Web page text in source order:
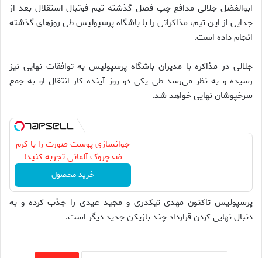
ابوالفضل جلالی مدافع چپ فصل گذشته تیم فوتبال استقلال بعد از
جدایی از این تیم، مذاکراتی را با باشگاه پرسپولیس طی روزهای گذشته
انجام داده است.
جلالی در مذاکره با مدیران باشگاه پرسپولیس به توافقات نهایی نیز
رسیده و به نظر می‌رسد طی یکی دو روز آینده کار انتقال او به جمع
سرخپوشان نهایی خواهد شد.
جوانسازی پوست صورت را با کرم
ضدچروک آلمانی تجربه کنید!
خرید محصول
پرسپولیس تاکنون مهدی تیکدری و مجید عیدی را جذب کرده و به
دنبال نهایی کردن قرارداد چند بازیکن جدید دیگر است.